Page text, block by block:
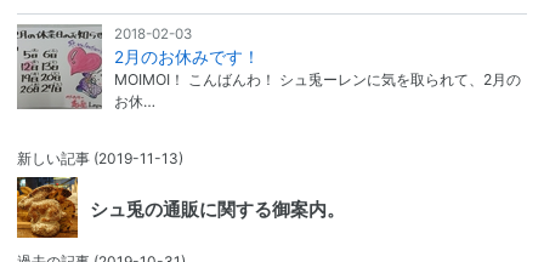
2018-02-03
2月のお休みです！
MOIMOI！ こんばんわ！ シュ兎ーレンに気を取られて、2月の
お休…
新しい記事 (2019-11-13)
シュ兎の通販に関する御案内。